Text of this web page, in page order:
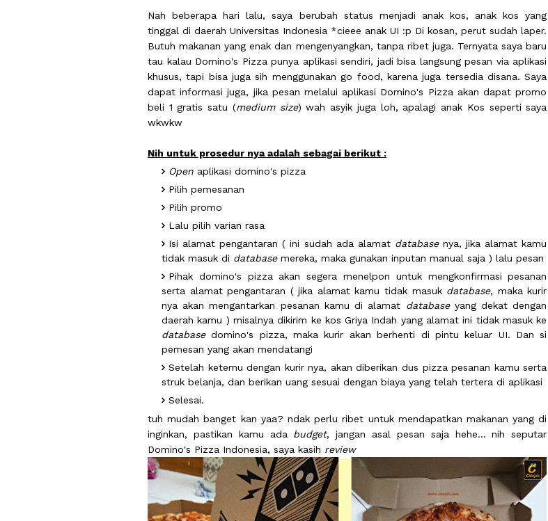
Nah beberapa hari lalu, saya berubah status menjadi anak kos, anak kos yang
tinggal di daerah Universitas Indonesia *cieee anak UI :p Di kosan, perut sudah laper.
Butuh makanan yang enak dan mengenyangkan, tanpa ribet juga. Ternyata saya baru
tau kalau Domino's Pizza punya aplikasi sendiri, jadi bisa langsung pesan via aplikasi
khusus, tapi bisa juga sih menggunakan go food, karena juga tersedia disana. Saya
dapat informasi juga, jika pesan melalui aplikasi Domino's Pizza akan dapat promo
beli 1 gratis satu (medium size) wah asyik juga loh, apalagi anak Kos seperti saya
wkwkw
Nih untuk prosedur nya adalah sebagai berikut :
Open aplikasi domino's pizza
Pilih pemesanan
Pilih promo
Lalu pilih varian rasa
Isi alamat pengantaran ( ini sudah ada alamat databasenya, jika alamat kamu
tidak masuk di database mereka, maka gunakan inputan manual saja ) lalu pesan
Pihak domino's pizza akan segera menelpon untuk mengkonfirmasi pesanan
serta alamat pengantaran ( jika alamat kamu tidak masuk database, maka kurir
nya akan mengantarkan pesanan kamu di alamat database yang dekat dengan
daerah kamu ) misalnya dikirim ke kos Griya Indah yang alamat ini tidak masuk ke
databasedomino's pizza, maka kurir akan berhenti di pintu keluar UI. Dan si
pemesan yang akan mendatangi
Setelah ketemu dengan kurir nya, akan diberikan dus pizza pesanan kamu serta
struk belanja, dan berikan uang sesuai dengan biaya yang telah tertera di aplikasi
Selesai.
tuh mudah banget kan yaa? ndak perlu ribet untuk mendapatkan makanan yang di
inginkan, pastikan kamu ada budget, jangan asal pesan saja hehe... nih seputar
Domino's Pizza Indonesia, saya kasih review